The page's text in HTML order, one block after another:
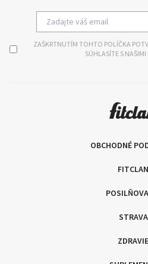
ZAŠKRTNUTÍM TOHTO POLÍČKA
SÚHLASÍTE S
OBCHODNÉ
FITCLAN
STRAVA
ZDRAVIE